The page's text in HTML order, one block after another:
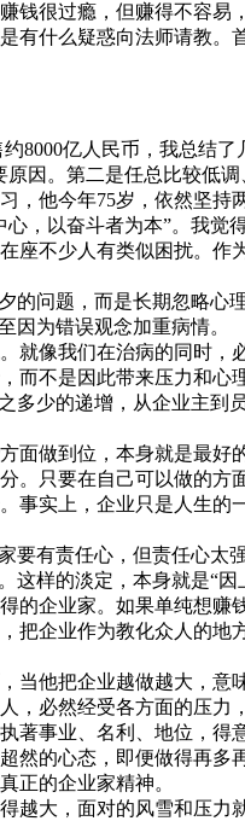
很过瘾，但赚得不容易
什么疑惑向法师请教。
8000亿人民币，我总结
因。第二是任总比较低
他今年75岁，依然坚
，以奋斗者为本”。我觉
不少人有类似困扰。作
的问题，而是长期忽略
因为错误观念加重病情。
像我们在治病的同时，
而不是因此带来压力和心
少的递增，从企业主到
做到位，本身就是最好
。只要在自己可以做的
事实上，企业只是人生的
要有责任心，但责任心太
样的淡定，本身就是“因
企业家。如果单纯想赚
企业作为教化众人的地
他把企业越做越大，意
必然经受各方面的压力
事业、名利、地位，得
的心态，即便做得再多
正的企业家精神。
越大，面对的风雪和压